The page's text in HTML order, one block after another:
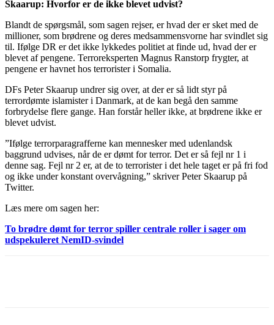
Skaarup: Hvorfor er de ikke blevet udvist?
Blandt de spørgsmål, som sagen rejser, er hvad der er sket med de
millioner, som brødrene og deres medsammensvorne har svindlet sig
til. Ifølge DR er det ikke lykkedes politiet at finde ud, hvad der er
blevet af pengene. Terroreksperten Magnus Ranstorp frygter, at
pengene er havnet hos terrorister i Somalia.
DFs Peter Skaarup undrer sig over, at der er så lidt styr på
terrordømte islamister i Danmark, at de kan begå den samme
forbrydelse flere gange. Han forstår heller ikke, at brødrene ikke er
blevet udvist.
”Ifølge terrorparagrafferne kan mennesker med udenlandsk
baggrund udvises, når de er dømt for terror. Det er så fejl nr 1 i
denne sag. Fejl nr 2 er, at de to terrorister i det hele taget er på fri fod
og ikke under konstant overvågning,” skriver Peter Skaarup på
Twitter.
Læs mere om sagen her:
To brødre dømt for terror spiller centrale roller i sager om
udspekuleret NemID-svindel